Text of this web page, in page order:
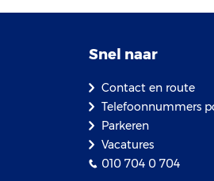
Snel naar
Contact en route
Telefoonnummers
Parkeren
Vacatures
010 704 0 704